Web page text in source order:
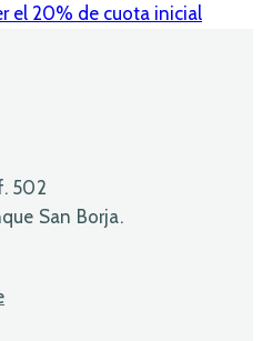
el 20% de cuota inicial
502
San Borja.